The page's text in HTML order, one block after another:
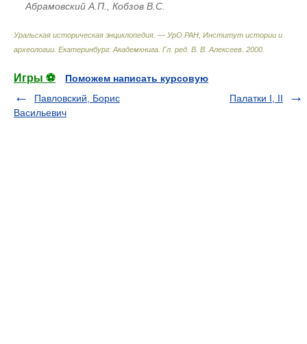
Абрамовский А.П., Кобзов В.С.
Уральская историческая энциклопедия. — УрО РАН, Институт истории и
археологии. Екатеринбург: Академкнига Гл. ред. В. В. Алексеев 2000
Игры ⚽
Поможем написать курсовую
Павловский, Борис
Васильевич
Палатки I, II